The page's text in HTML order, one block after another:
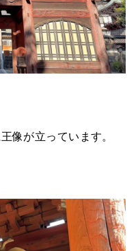
像が立っています。